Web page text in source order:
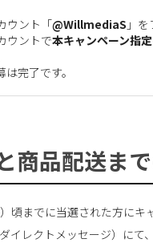
ウント「@WillmediaS 」を
ウントで本キャンペーン指
完了です。
商品配送ま
頃までに当選された方にキ
イレクトメッセージ）にて